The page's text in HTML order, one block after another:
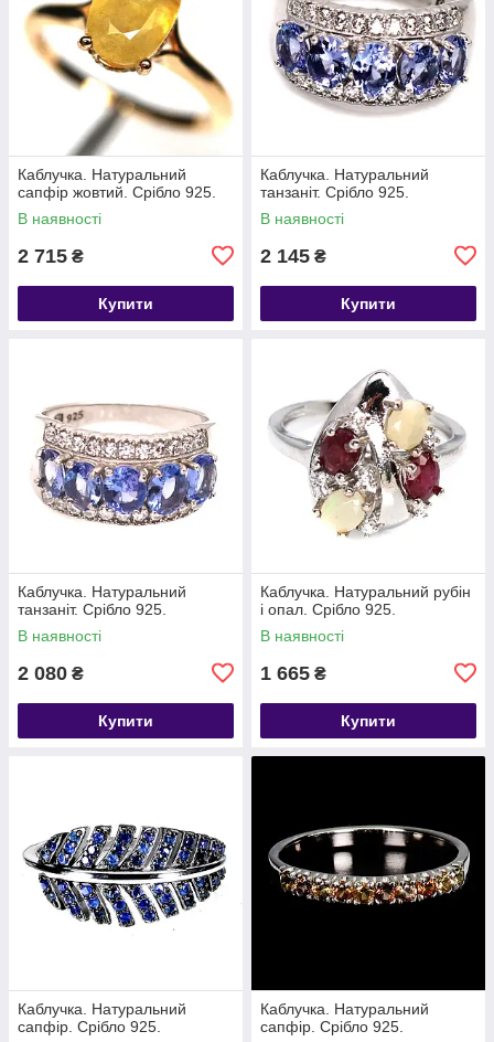
Каблучка. Натуральний
сапфір жовтий. Срібло 925.
В наявності
2 715 ₴
Купити
Каблучка. Натуральний
танзаніт. Срібло 925.
В наявності
2 145 ₴
Купити
Каблучка. Натуральний
танзаніт. Срібло 925.
В наявності
2 080 ₴
Купити
Каблучка. Натуральний рубін
і опал. Срібло 925.
В наявності
1 665 ₴
Купити
Каблучка. Натуральний
сапфір. Срібло 925.
Каблучка. Натуральний
сапфір. Срібло 925.